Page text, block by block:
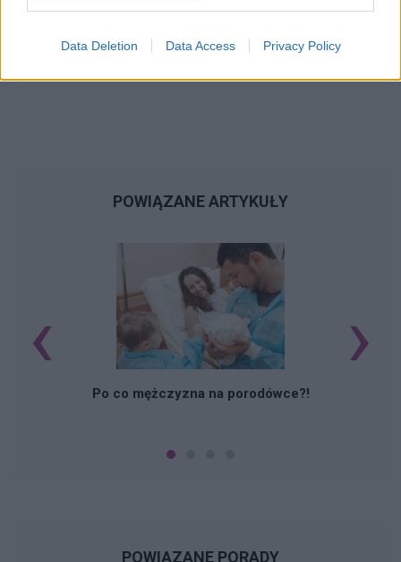
Data Deletion Data Access Privacy Policy
POWIĄZANE ARTYKUŁY
Po co mężczyzna na porodówce?!
‹ ›
POWIĄZANE PORADY